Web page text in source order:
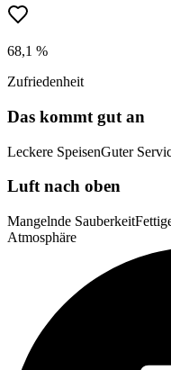
68,1 %
Zufriedenheit
Das kommt gut an
Leckere SpeisenGuter
Luft nach oben
Mangelnde Sauberkeit
Atmosphäre